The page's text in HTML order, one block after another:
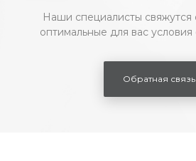
Наши специалисты свяжутся
оптимальные для вас условия
Обратная связь